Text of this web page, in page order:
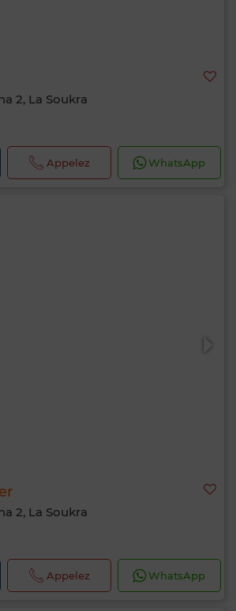
2, La Soukra
Appelez WhatsApp
2, La Soukra
Appelez WhatsApp